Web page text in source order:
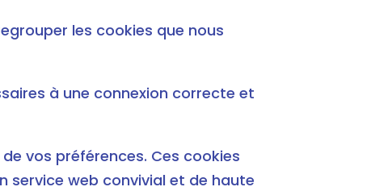
les cookies que nous
à une connexion correcte et
vos préférences. Ces cookies
web convivial et de haute